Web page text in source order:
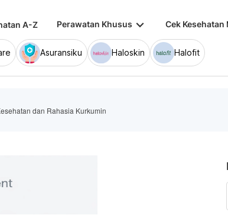
A-Z Perawatan Khusus keyboard_arrow_down Cek Kesehatan
Asuransiku Haloskin Halofit
dan Rahasia Kurkumin